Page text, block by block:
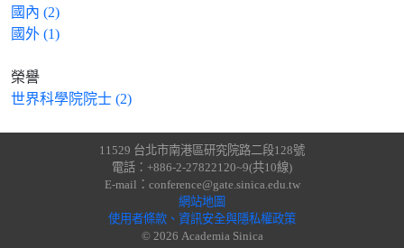
國內 (2)
國外 (1)
榮譽
世界科學院院士 (2)
11529 台北市南港區研究院路二段128號
電話：+886-2-27822120~9(共10線)
E-mail：conference@gate.sinica.edu.tw
網站地圖
使用者條款、資訊安全與隱私權政策
© 2026 Academia Sinica